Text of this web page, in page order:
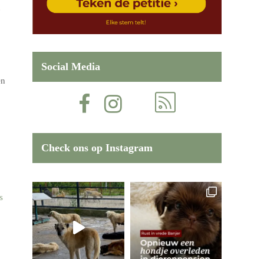
Social Media
Check ons op Instagram